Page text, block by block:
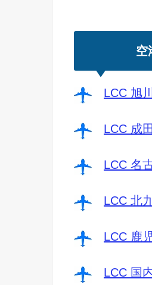
空
LCC 旭川
LCC 成田
LCC 名
LCC 北
LCC 鹿
LCC 国